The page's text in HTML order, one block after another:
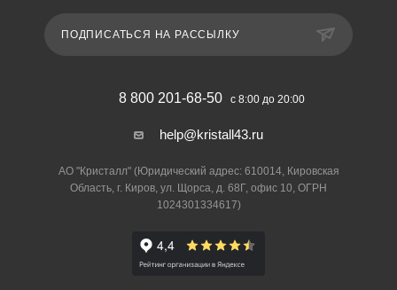
ПОДПИСАТЬСЯ НА РАССЫЛКУ
8 800 201-68-50 с 8:00 до 20:00
help@kristall43.ru
АО "Кристалл" (Юридический адрес: 610014, Кировская
Область, г. Киров, ул. Щорса, д. 68Г, офис 10, ОГРН
1024301334617)